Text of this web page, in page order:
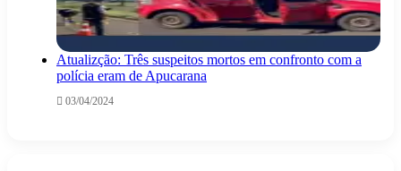
Atualizção: Três suspeitos mortos em confronto com a
polícia eram de Apucarana
03/04/2024